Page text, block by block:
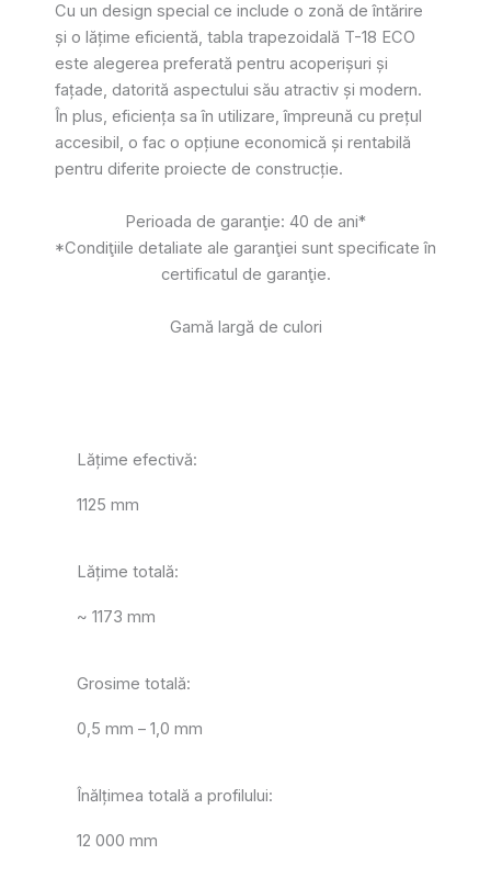
Cu un design special ce include o zonă de întărire
și o lățime eficientă, tabla trapezoidală T-18 ECO
este alegerea preferată pentru acoperișuri și
fațade, datorită aspectului său atractiv și modern.
În plus, eficiența sa în utilizare, împreună cu prețul
accesibil, o fac o opțiune economică și rentabilă
pentru diferite proiecte de construcție.
Perioada de garanţie: 40 de ani*
*Condiţiile detaliate ale garanţiei sunt specificate în
certificatul de garanţie.
Gamă largă de culori
Lățime efectivă:
1125 mm
Lățime totală:
~ 1173 mm
Grosime totală:
0,5 mm – 1,0 mm
Înălțimea totală a profilului:
12 000 mm